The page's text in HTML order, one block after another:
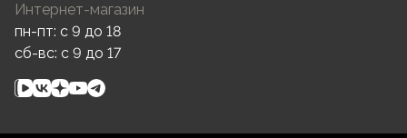
Интернет-магазин
пн-пт: c 9 до 18
сб-вс: c 9 до 17